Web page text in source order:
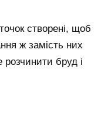
створені, щоб
ж замість них
бруд і